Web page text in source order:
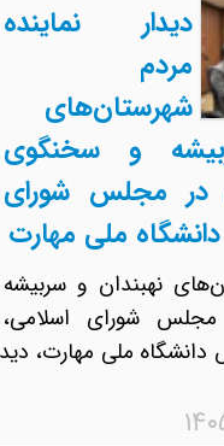
دیدار نماینده
مردم
شهرستان‌های
و سخنگوی
در مجلس شورای
ملی مهارت
نهبندان و
با رئیس دانشگاه ملی